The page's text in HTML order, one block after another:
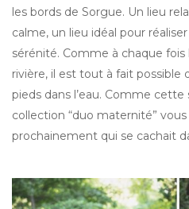
les bords de Sorgue. Un lieu
calme, un lieu idéal pour
sérénité. Comme à chaque
rivière, il est tout à fait possible
pieds dans l’eau. Comme cette
collection “duo maternité”
prochainement qui se cachait